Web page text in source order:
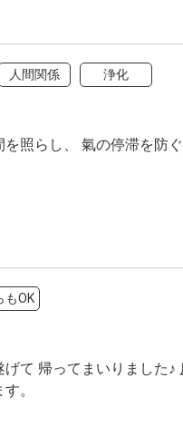
人間関係 浄化
照らし、 氣の停滞を防ぐ
もOK
て 帰ってまいりました♪
。